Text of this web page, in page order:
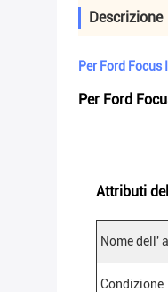
Descrizione
Per Ford
Per Ford
Attributi
Nome dell'
Condizione